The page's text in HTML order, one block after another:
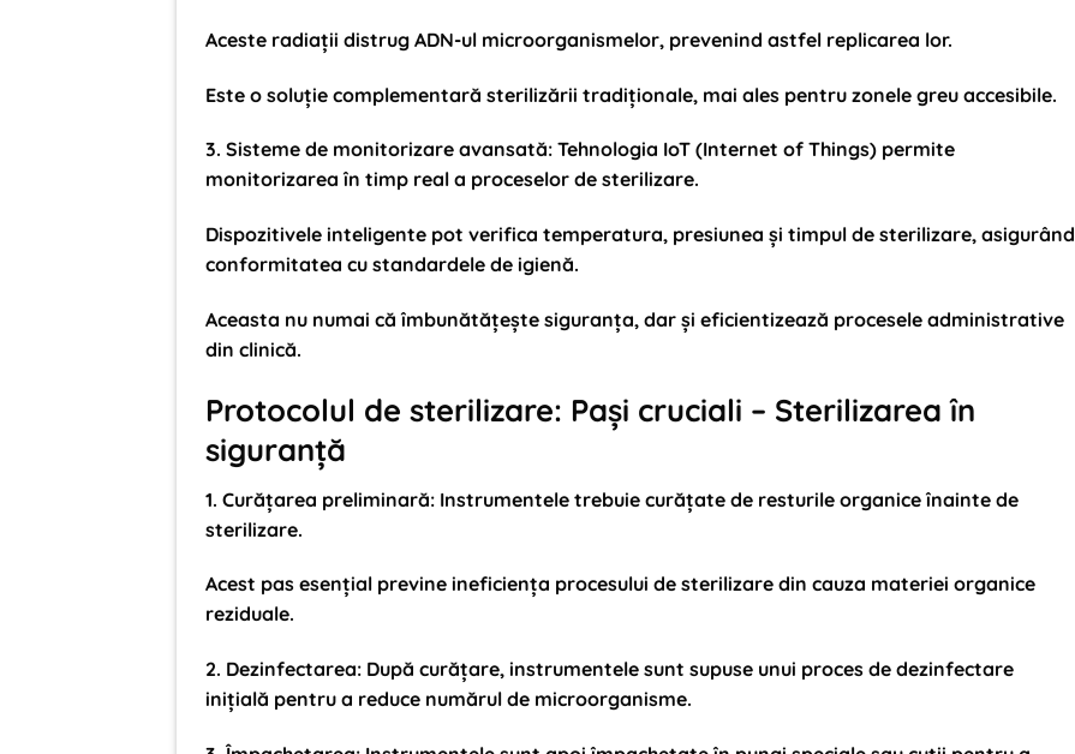
Aceste radiații distrug ADN-ul microorganismelor, prevenind astfel replicarea lor.
Este o soluție complementară sterilizării tradiționale, mai ales pentru zonele greu accesibile.
3. Sisteme de monitorizare avansată: Tehnologia IoT (Internet of Things) permite
monitorizarea în timp real a proceselor de sterilizare.
Dispozitivele inteligente pot verifica temperatura, presiunea și timpul de sterilizare, asigurând
conformitatea cu standardele de igienă.
Aceasta nu numai că îmbunătățește siguranța, dar și eficientizează procesele administrative
din clinică.
Protocolul de sterilizare: Pași cruciali – Sterilizarea în
siguranță
1. Curățarea preliminară: Instrumentele trebuie curățate de resturile organice înainte de
sterilizare.
Acest pas esențial previne ineficiența procesului de sterilizare din cauza materiei organice
reziduale.
2. Dezinfectarea: După curățare, instrumentele sunt supuse unui proces de dezinfectare
inițială pentru a reduce numărul de microorganisme.